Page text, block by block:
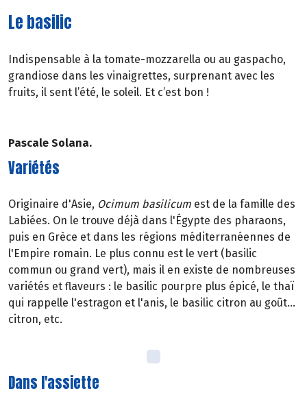
Le basilic
Indispensable à la tomate-mozzarella ou au gaspacho,
grandiose dans les vinaigrettes, surprenant avec les
fruits, il sent l’été, le soleil. Et c’est bon !
Pascale Solana.
Variétés
Originaire d'Asie, Ocimum basilicum est de la famille des
Labiées. On le trouve déjà dans l'Égypte des pharaons,
puis en Grèce et dans les régions méditerranéennes de
l'Empire romain. Le plus connu est le vert (basilic
commun ou grand vert), mais il en existe de nombreuses
variétés et flaveurs : le basilic pourpre plus épicé, le thaï
qui rappelle l'estragon et l'anis, le basilic citron au goût...
citron, etc.
Dans l'assiette